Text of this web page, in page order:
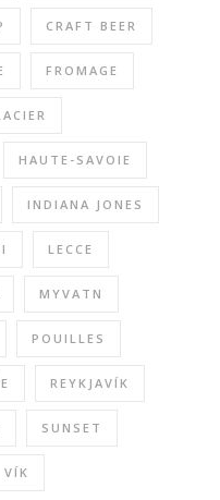
CRAFT BEER
FROMAGE
HAUTE-SAVOIE
INDIANA JONES
LECCE
MYVATN
POUILLES
REYKJAVÍK
SUNSET
VÍK